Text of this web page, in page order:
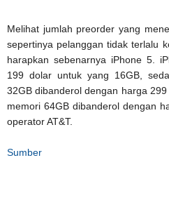
Melihat jumlah preorder yang
sepertinya pelanggan tidak terlalu
harapkan sebenarnya iPhone 5.
199 dolar untuk yang 16GB,
32GB dibanderol dengan harga
memori 64GB dibanderol dengan
operator AT&T.
Sumber